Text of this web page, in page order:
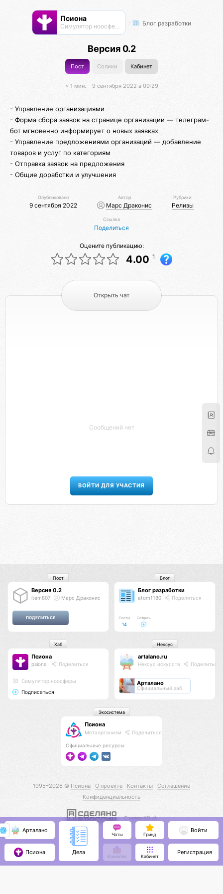
Псиона
Cимулятор ноосферы Блог разработки
Версия 0.2
Пост Солики Кабинет
< 1 мин. 9 сентября 2022 в 09:29
- Управление организациями
- Форма сбора заявок на странице организации — телеграм-
бот мгновенно информирует о новых заявках
- Управление предложениями организаций — добавление
товаров и услуг по категориям
- Отправка заявок на предложения
- Общие доработки и улучшения
Опубликовано
9 сентября 2022
Автор
Марс Драконис
Рубрики:
Релизы
Ссылка
Поделиться
Оцените публикацию:
4.00 1
Открыть чат
Сообщений нет
ВОЙТИ ДЛЯ УЧАСТИЯ
Версия 0.2
item807 Марс Драконис
Пост
Блог разработки
atom1180 Поделиться
Посты
14
Создать
Блог
Псиона
psiona Поделиться
Cимулятор ноосферы
Подписаться
Хаб
artalano.ru
Нексус искусств Поделиться
Арталано
Официальный хаб
Нексус
Псиона
Метаорганизм Поделиться
Официальные ресурсы:
Экосистема
1995–2026 © Псиона О проекте Контакты
Соглашение
Конфиденциальность
С нами КО 🕉️
Арталано
Псиона Дела
Чаты Гринд
Кошелёк Кабинет
Войти
Регистрация